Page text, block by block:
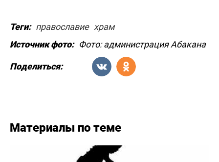
Теги: православие храм
Источник фото: Фото: администрация Абакана
Поделиться:
Материалы по теме